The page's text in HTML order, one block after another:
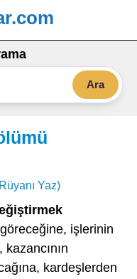
Ara
Yaz)
işlerinin
kardeşlerden